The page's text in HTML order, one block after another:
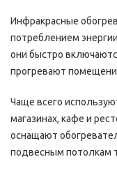
Инфракрасные
потреблением
они быстро
прогревают
Чаще всего
магазинах, кафе и
оснащают
подвесным потолкам